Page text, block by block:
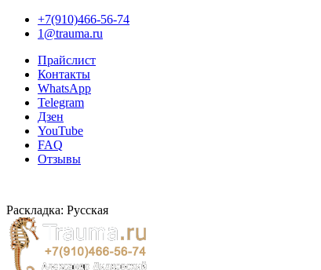
+7(910)466-56-74
1@trauma.ru
Прайслист
Контакты
WhatsApp
Telegram
Дзен
YouTube
FAQ
Отзывы
Раскладка: Русская